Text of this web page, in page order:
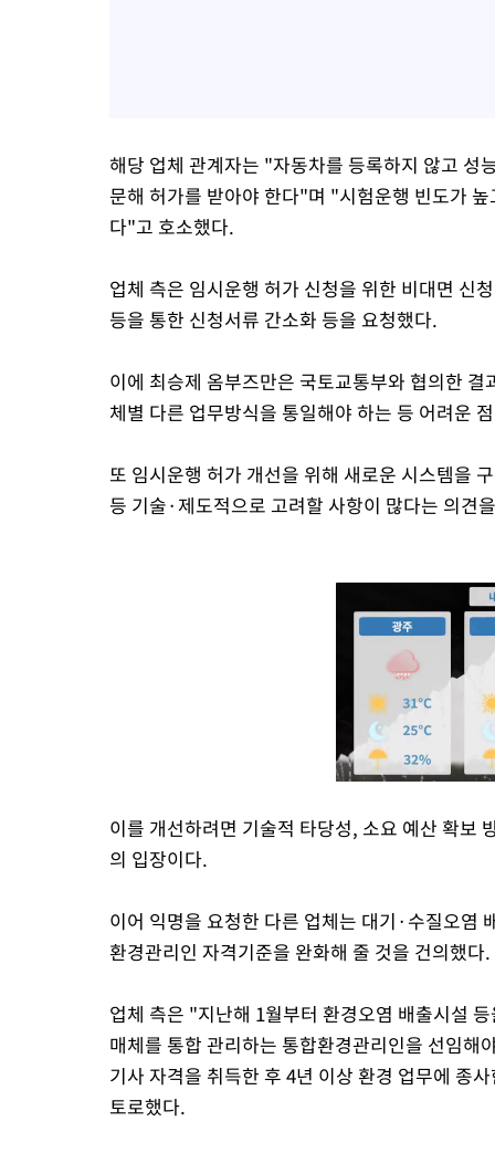
해당 업체 관계자는 "자동차를 등록하지 않고 성
문해 허가를 받아야 한다"며 "시험운행 빈도가
다"고 호소했다.
업체 측은 임시운행 허가 신청을 위한 비대면 신
등을 통한 신청서류 간소화 등을 요청했다.
이에 최승제 옴부즈만은 국토교통부와 협의한
체별 다른 업무방식을 통일해야 하는 등 어려운
또 임시운행 허가 개선을 위해 새로운 시스템을
등 기술·제도적으로 고려할 사항이 많다는 의견
이를 개선하려면 기술적 타당성, 소요 예산 확보
의 입장이다.
이어 익명을 요청한 다른 업체는 대기·수질오염
환경관리인 자격기준을 완화해 줄 것을 건의했다.
업체 측은 "지난해 1월부터 환경오염 배출시설
매체를 통합 관리하는 통합환경관리인을 선임
기사 자격을 취득한 후 4년 이상 환경 업무에 종
토로했다.